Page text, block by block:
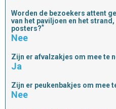
Worden de bezoekers attent
van het paviljoen en het
posters?*
Nee
Zijn er afvalzakjes om mee te
Ja
Zijn er peukenbakjes om mee
Nee